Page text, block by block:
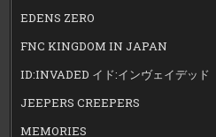
EDENS ZERO
FNC KINGDOM IN JAPAN
ID:INVADED イド:インヴェイデッド
JEEPERS CREEPERS
MEMORIES